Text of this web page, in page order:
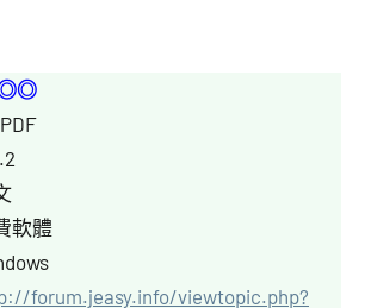
◎◎
軟體
forum.jeasy.info/viewtopic.php?